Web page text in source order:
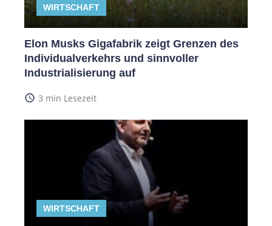
WIRTSCHAFT
Elon Musks Gigafabrik zeigt Grenzen des
Individualverkehrs und sinnvoller
Industrialisierung auf
access_time 3 min Lesezeit
WIRTSCHAFT